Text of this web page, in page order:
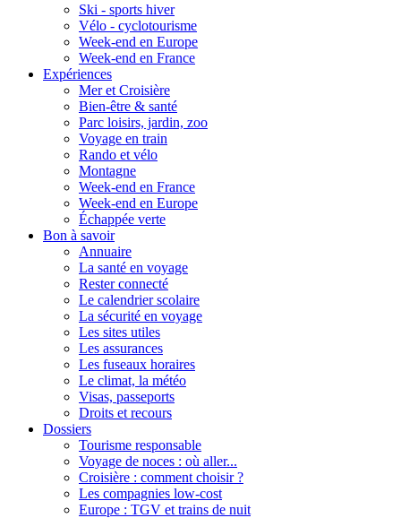
Ski - sports hiver
Vélo - cyclotourisme
Week-end en Europe
Week-end en France
Expériences
Mer et Croisière
Bien-être & santé
Parc loisirs, jardin, zoo
Voyage en train
Rando et vélo
Montagne
Week-end en France
Week-end en Europe
Échappée verte
Bon à savoir
Annuaire
La santé en voyage
Rester connecté
Le calendrier scolaire
La sécurité en voyage
Les sites utiles
Les assurances
Les fuseaux horaires
Le climat, la météo
Visas, passeports
Droits et recours
Dossiers
Tourisme responsable
Voyage de noces : où aller...
Croisière : comment choisir ?
Les compagnies low-cost
Europe : TGV et trains de nuit